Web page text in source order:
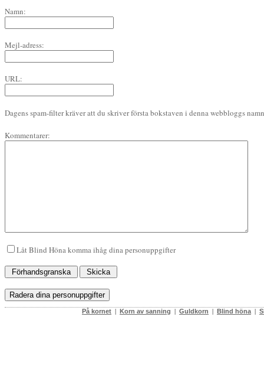
Namn:
Mejl-adress:
URL:
Dagens spam-filter kräver att du skriver första bokstaven i denna webbloggs
Kommentarer:
Låt Blind Höna komma ihåg dina personuppgifter
På kornet Korn av sanning Guldkorn Blind höna